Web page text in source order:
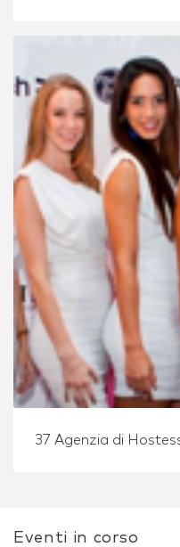
37 Agenzia di
Eventi in corso